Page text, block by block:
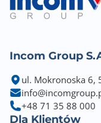
Incom Group
ul. Mokronoska 6,
+48 71 35 88 000
Dla Klientów